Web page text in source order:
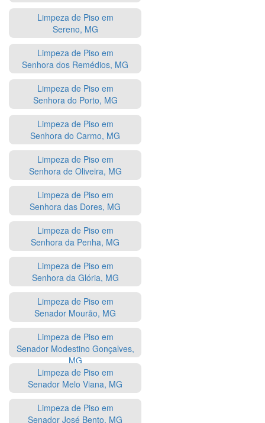
Limpeza de Piso em
Sereno, MG
Limpeza de Piso em
Senhora dos Remédios, MG
Limpeza de Piso em
Senhora do Porto, MG
Limpeza de Piso em
Senhora do Carmo, MG
Limpeza de Piso em
Senhora de Oliveira, MG
Limpeza de Piso em
Senhora das Dores, MG
Limpeza de Piso em
Senhora da Penha, MG
Limpeza de Piso em
Senhora da Glória, MG
Limpeza de Piso em
Senador Mourão, MG
Limpeza de Piso em
Senador Modestino Gonçalves,
MG
Limpeza de Piso em
Senador Melo Viana, MG
Limpeza de Piso em
Senador José Bento, MG